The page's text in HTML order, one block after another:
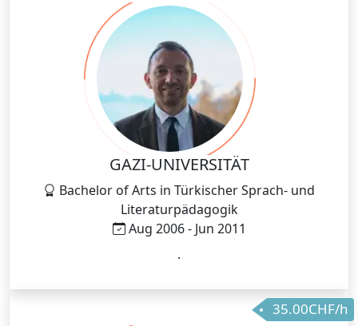
GAZI-UNIVERSITÄT
Bachelor of Arts in Türkischer Sprach- und
Literaturpädagogik
Aug 2006 - Jun 2011
.
35.00CHF/h